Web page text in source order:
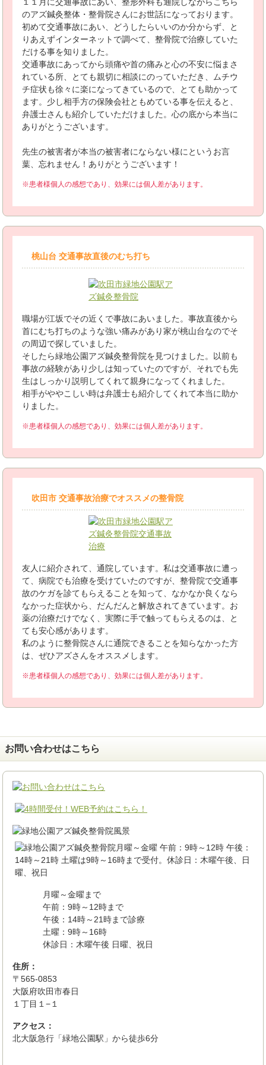
のアズ鍼灸整体・整骨院さんにお世話になっております。
初めて交通事故にあい、どうしたらいいのか分からず、と
りあえずインターネットで調べて、整骨院で治療していた
だける事を知りました。
交通事故にあってから頭痛や首の痛みと心の不安に悩まさ
れている所、とても親切に相談にのっていただき、ムチウ
チ症状も徐々に楽になってきているので、とても助かって
ます。少し相手方の保険会社ともめている事を伝えると、
弁護士さんも紹介していただけました。心の底から本当に
ありがとうございます。
先生の被害者が本当の被害者にならない様にというお言
葉、忘れません！ありがとうございます！
※患者様個人の感想であり、効果には個人差があります。
桃山台 交通事故直後のむち打ち
職場が江坂でその近くで事故にあいました。事故直後から
首にむち打ちのような強い痛みがあり家が桃山台なのでそ
の周辺で探していました。
そしたら緑地公園アズ鍼灸整骨院を見つけました。以前も
事故の経験があり少しは知っていたのですが、それでも先
生はしっかり説明してくれて親身になってくれました。
相手がややこしい時は弁護士も紹介してくれて本当に助か
りました。
※患者様個人の感想であり、効果には個人差があります。
吹田市 交通事故治療でオススメの整骨院
友人に紹介されて、通院しています。私は交通事故に遭っ
て、病院でも治療を受けていたのですが、整骨院で交通事
故のケガを診てもらえることを知って、なかなか良くなら
なかった症状から、だんだんと解放されてきています。お
薬の治療だけでなく、実際に手で触ってもらえるのは、と
ても安心感があります。
私のように整骨院さんに通院できることを知らなかった方
は、ぜひアズさんをオススメします。
※患者様個人の感想であり、効果には個人差があります。
お問い合わせはこちら
月曜～金曜まで
午前：9時～12時まで
午後：14時～21時まで診療
土曜：9時～16時
休診日：木曜午後 日曜、祝日
住所：
〒565-0853
大阪府吹田市春日
１丁目１−１
アクセス：
北大阪急行「緑地公園駅」から徒歩6分